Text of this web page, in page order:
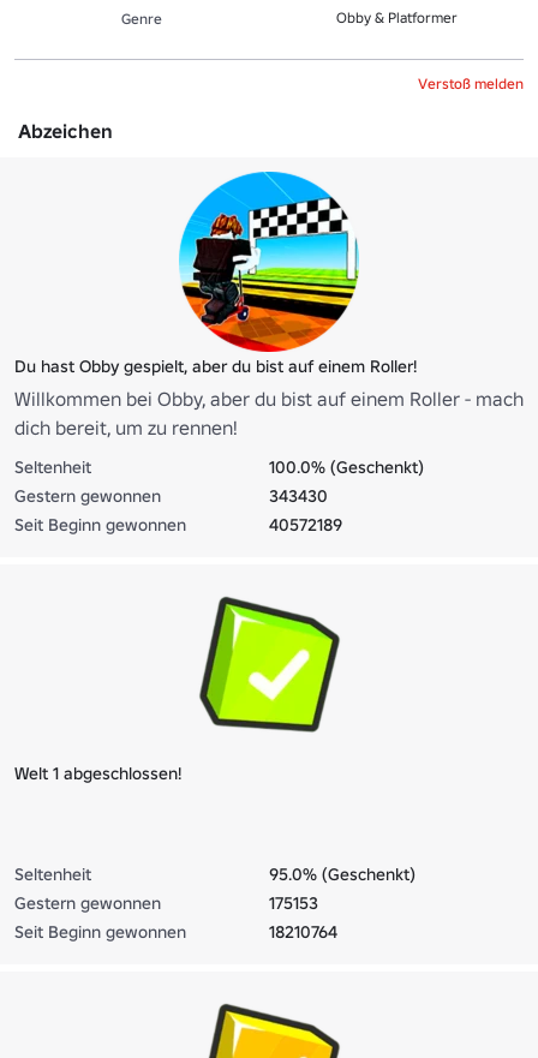
Genre
Obby & Platformer
Verstoß melden
Abzeichen
Du hast Obby gespielt, aber du bist auf einem Roller!
Willkommen bei Obby, aber du bist auf einem Roller - mach
dich bereit, um zu rennen!
Seltenheit
100.0% (Geschenkt)
Gestern gewonnen
343430
Seit Beginn gewonnen
40572189
Welt 1 abgeschlossen!
Seltenheit
95.0% (Geschenkt)
Gestern gewonnen
175153
Seit Beginn gewonnen
18210764